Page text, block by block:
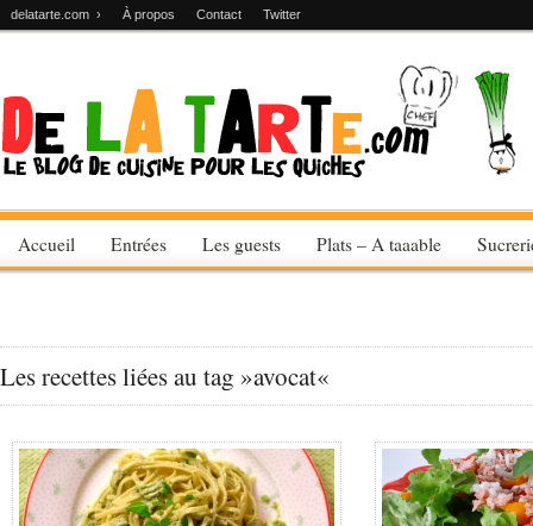
delatarte.com › À propos Contact Twitter
Accueil Entrées Les guests Plats – A taaable
Les recettes liées au tag »avocat«